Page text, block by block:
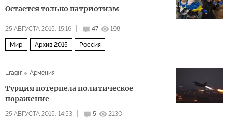
Остается только патриотизм
25 АВГУСТА 2015, 15:16 47 198
Мир Архив 2015 Россия
Lragir Армения
Турция потерпела политическое
поражение
25 АВГУСТА 2015, 14:53 5 2130